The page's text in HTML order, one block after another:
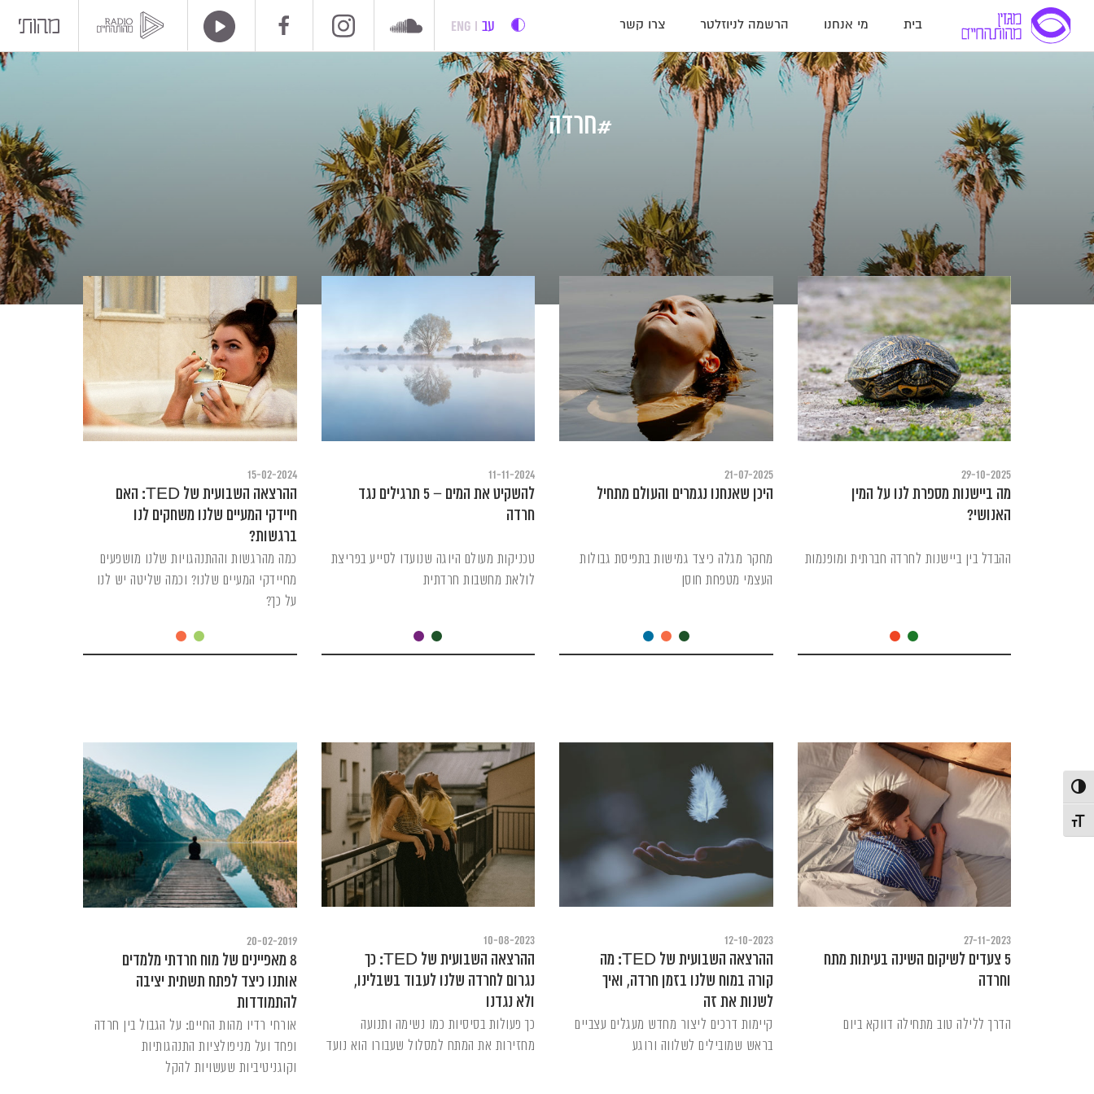
הפעל/כבה ניגודיות גבוהה
מתג גודל גופן
בית מי אנחנו הרשמה לניוזלטר צרו קשר עב ENG
#חרדה
29-10-2025
מה ביישנות מספרת לנו על המין
האנושי?
ההבדל בין ביישנות לחרדה חברתית ומופנמות
21-07-2025
היכן שאנחנו נגמרים והעולם מתחיל
מחקר מגלה כיצד גמישות בתפיסת גבולות
העצמי מטפחת חוסן
11-11-2024
להשקיט את המים – 5 תרגילים נגד
חרדה
טכניקות מעולם היוגה שנועדו לסייע בפריצת
לולאת מחשבות חרדתית
15-02-2024
ההרצאה השבועית של TED: האם
חיידקי המעיים שלנו משחקים לנו
ברגשות?
כמה מהרגשות וההתנהגויות שלנו מושפעים
מחיידקי המעיים שלנו? וכמה שליטה יש לנו
על כך?
27-11-2023
5 צעדים לשיקום השינה בעיתות מתח
וחרדה
הדרך ללילה טוב מתחילה דווקא ביום
12-10-2023
ההרצאה השבועית של TED: מה
קורה במוח שלנו בזמן חרדה, ואיך
לשנות את זה
קיימות דרכים ליצור מחדש מעגלים עצביים
בראש שמובילים לשלווה ורוגע
10-08-2023
ההרצאה השבועית של TED: כך
נגרום לחרדה שלנו לעבוד בשבלינו,
ולא נגדנו
כך פעולות בסיסיות כמו נשימה ותנועה
מחזירות את המתח למסלול שעבורו הוא נועד
20-02-2019
8 מאפיינים של מוח חרדתי מלמדים
אותנו כיצד לפתח תשתית יציבה
להתמודדות
אורחי רדיו מהות החיים: על הגבול בין חרדה
ופחד ועל מניפולציות התנהגותיות
וקוגניטיביות שעשויות להקל